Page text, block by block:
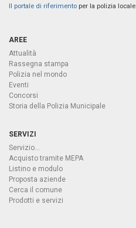
Il portale di riferimento per la polizia locale
AREE
Attualità
Rassegna stampa
Polizia nel mondo
Eventi
Concorsi
Storia della Polizia Municipale
SERVIZI
Servizio...
Acquisto tramite MEPA
Listino e modulo
Proposta aziende
Cerca il comune
Prodotti e servizi